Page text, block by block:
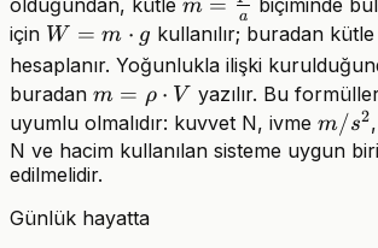
{a}
m a
için W=m\cdot
g
W = m ⋅ g kullanılır; buradan kütle
hesaplanır. Yoğunlukla ilişki
buradan m=\rho\cdot
V
m = ρ ⋅ V yazılır. Bu
uyumlu olmalıdır: kuvvet N, ivme m/s^2
m/s2
N ve hacim kullanılan sisteme uygun
edilmelidir.
Günlük hayatta